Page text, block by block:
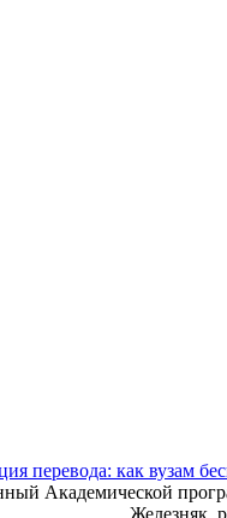
перевода: как вузам
Академической